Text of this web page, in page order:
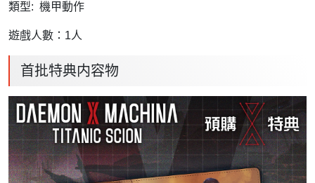
類型: 機甲動作
遊戲人數：1人
首批特典内容物